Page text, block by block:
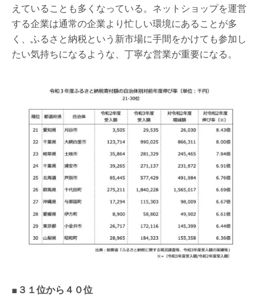
えていることも多くなっている。ネットショップを運営
する企業は通常の企業より忙しい環境にあることが多
く、ふるさと納税という新市場に手間をかけても参加し
たい気持ちになるような、丁寧な営業が重要になる。
■３１位から４０位